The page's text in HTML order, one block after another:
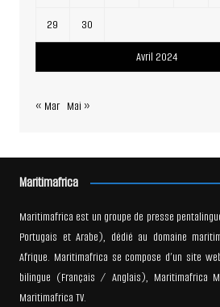
Avril 2024
29 30
« Mar Mai »
Maritimafrica
Maritimafrica est un groupe de presse
Portugais et Arabe), dédié au domaine
Afrique. Maritimafrica se compose d’un site
bilingue (Français / Anglais), Maritimafrica
Maritimafrica TV.